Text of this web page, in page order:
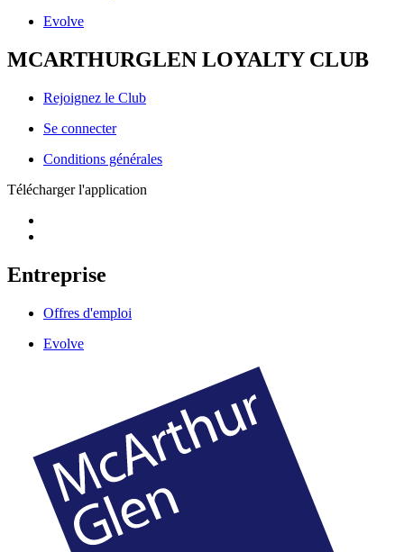
Evolve
MCARTHURGLEN LOYALTY CLUB
Rejoignez le Club
Se connecter
Conditions générales
Télécharger l'application
Entreprise
Offres d'emploi
Evolve